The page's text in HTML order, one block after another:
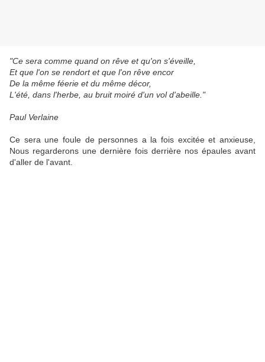
"Ce sera comme quand on rêve et qu'on s'éveille,
Et que l'on se rendort et que l'on rêve encor
De la même féerie et du même décor,
L'été, dans l'herbe, au bruit moiré d'un vol d'abeille."
Paul Verlaine
Ce sera une foule de personnes a la fois excitée et anxieuse,
Nous regarderons une dernière fois derrière nos épaules avant
d'aller de l'avant.